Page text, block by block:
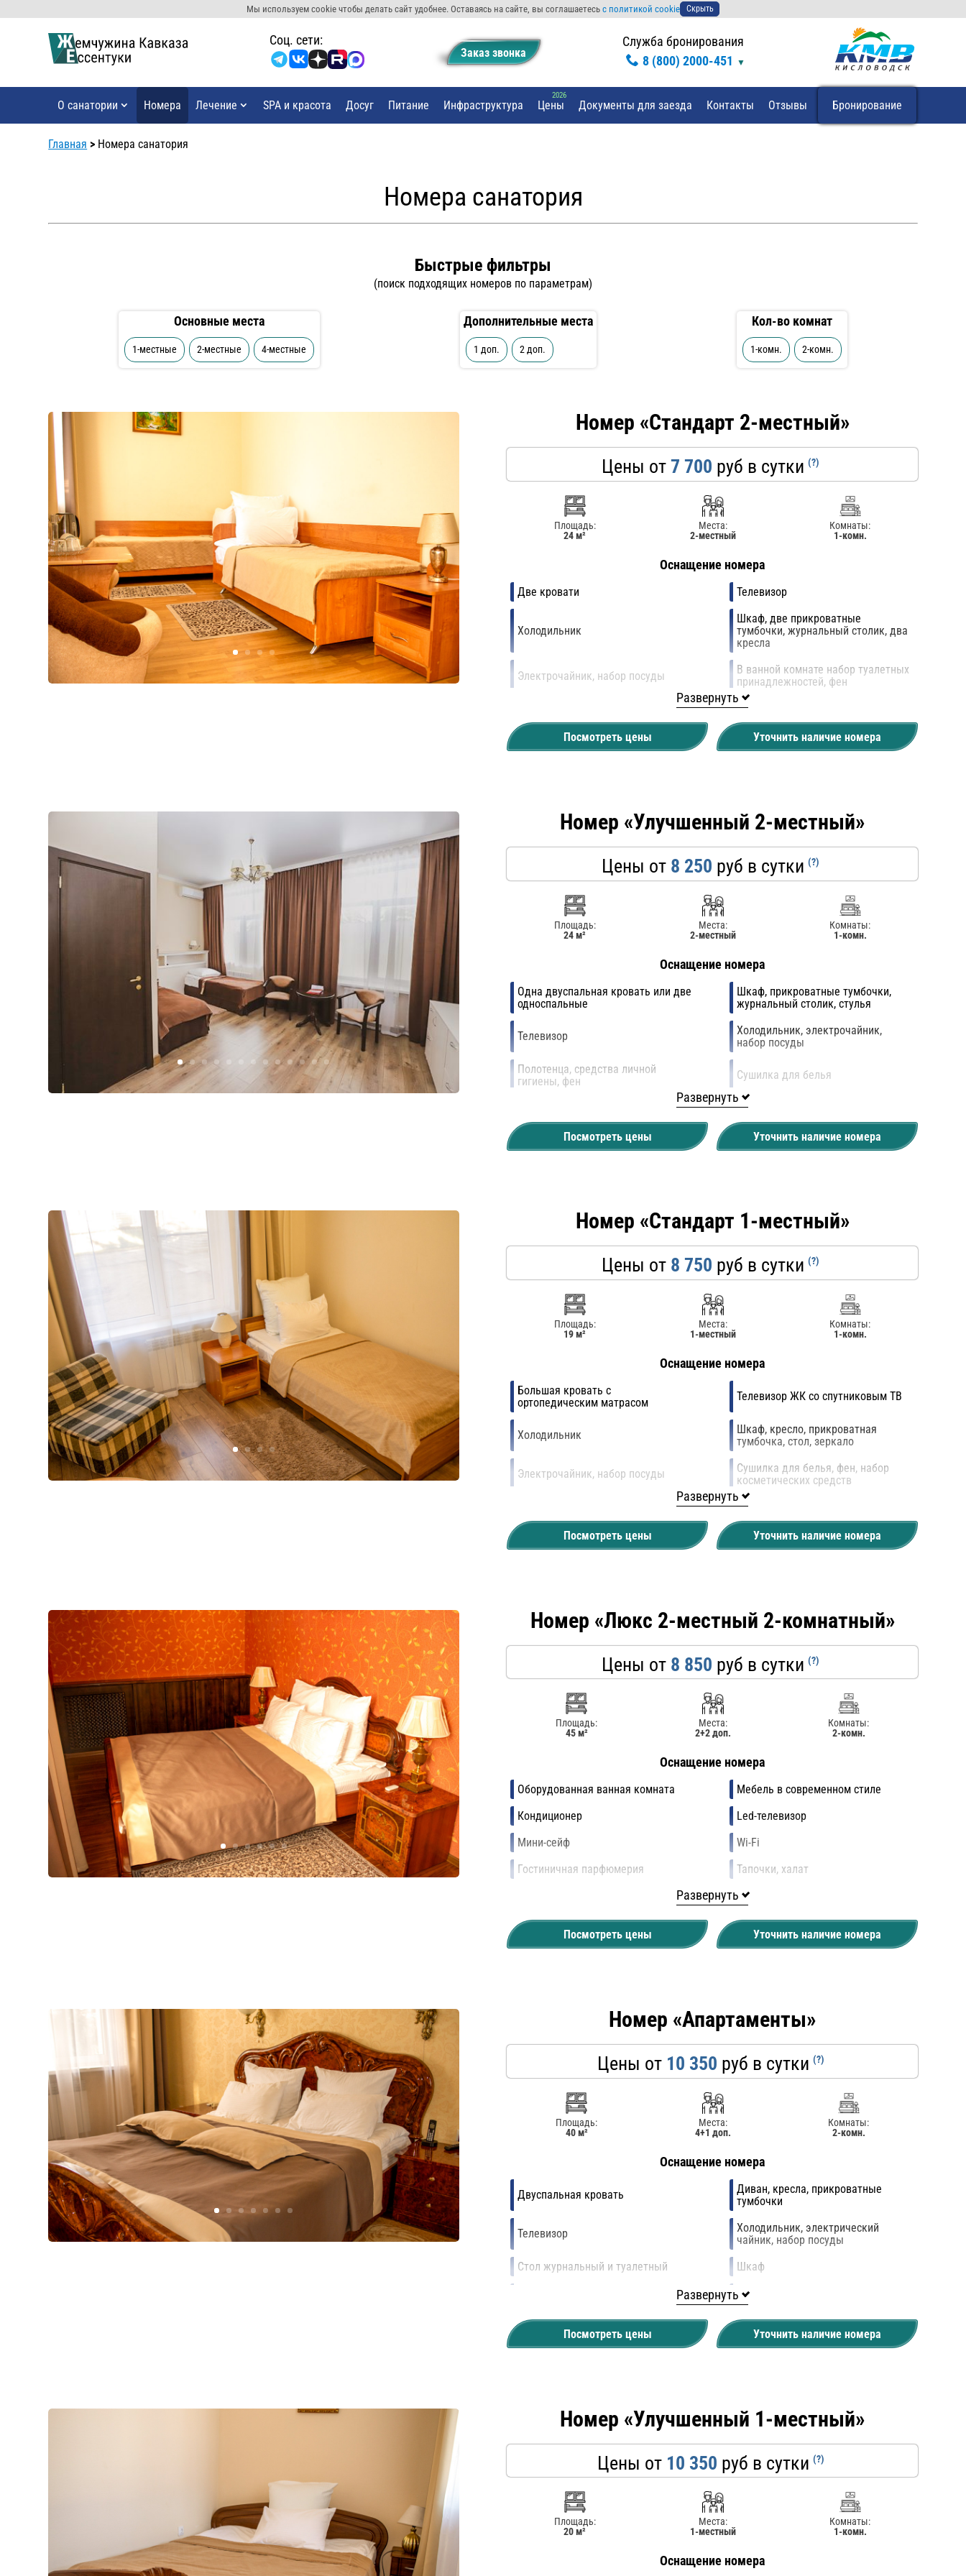
Мы используем cookie чтобы делать сайт удобнее. Оставаясь на сайте, вы соглашаетесьс политикой cookie Скрыть
Cоц. сети:
Заказ звонкa
Служба бронирования
8 (800) 2000-451
О санатории Номера Лечение SPA и красота Досуг Питание Инфраструктура Цены Документы для заезда Контакты Отзывы Бронирование
Главная > Номера санатория
Номера санатория
Быстрые фильтры
(поиск подходящих номеров по параметрам)
Основные места
1-местные 2-местные 4-местные
Дополнительные места
1 доп. 2 доп.
Кол-во комнат
1-комн. 2-комн.
Номер «Стандарт 2-местный»
Цены от7 700 руб в сутки (?)
Площадь:
24 м²
Места:
2-местный
Комнаты:
1-комн.
Оснащение номера
Две кровати Телевизор
Холодильник
Шкаф, две прикроватные
тумбочки, журнальный столик, два
кресла
Электрочайник, набор посуды
В ванной комнате набор туалетных
принадлежностей, фен
Кондиционер
Развернуть
Посмотреть цены Уточнить наличие номера
Номер «Улучшенный 2-местный»
Цены от 8 250 руб в сутки (?)
Площадь:
24 м²
Места:
2-местный
Комнаты:
1-комн.
Оснащение номера
Одна двуспальная кровать или две
односпальные
Шкаф, прикроватные тумбочки,
журнальный столик, стулья
Телевизор
Холодильник, электрочайник,
набор посуды
Полотенца, средства личной
гигиены, фен
Сушилка для белья
Балкон/без балкона
Развернуть
Посмотреть цены Уточнить наличие номера
Номер «Стандарт 1-местный»
Цены от 8 750 руб в сутки (?)
Площадь:
19 м²
Места:
1-местный
Комнаты:
1-комн.
Оснащение номера
Большая кровать с
ортопедическим матрасом
Телевизор ЖК со спутниковым ТВ
Холодильник
Шкаф, кресло, прикроватная
тумбочка, стол, зеркало
Электрочайник, набор посуды
Сушилка для белья, фен, набор
косметических средств
Развернуть
Посмотреть цены Уточнить наличие номера
Номер «Люкс 2-местный 2-комнатный»
Цены от 8 850 руб в сутки (?)
Площадь:
45 м²
Места:
2+2 доп.
Комнаты:
2-комн.
Оснащение номера
Оборудованная ванная комната
Мебель в современном стиле
Кондиционер
Led-телевизор
Мини-сейф
Wi-Fi
Гостиничная парфюмерия
Тапочки, халат
Мини-холодильник
Электрочайник и набор посуды
Развернуть
Посмотреть цены Уточнить наличие номера
Номер «Апартаменты»
Цены от 10 350 руб в сутки (?)
Площадь:
40 м²
Места:
4+1 доп.
Комнаты:
2-комн.
Оснащение номера
Двуспальная кровать
Диван, кресла, прикроватные
тумбочки
Телевизор
Холодильник, электрический
чайник, набор посуды
Стол журнальный и туалетный
Шкаф
Набор косметических средств,
гостиничная парфюмерия, фен,
халат и тапочки
Балкон
Развернуть
Посмотреть цены Уточнить наличие номера
Номер «Улучшенный 1-местный»
Цены от 10 350 руб в сутки (?)
Площадь:
20 м²
Места:
1-местный
Комнаты:
1-комн.
Оснащение номера